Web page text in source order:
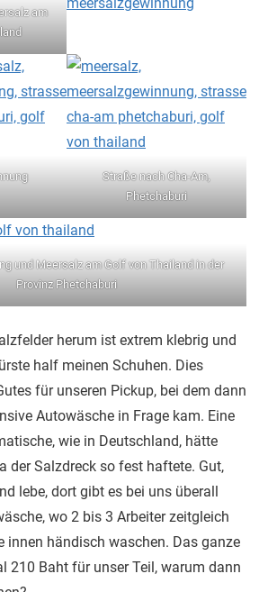
am
Straße nach Cha-Am,
Phetchaburi
und Meersalz am Golf von Thailand in der
Provinz Phetchaburi
herum ist extrem klebrig und
half meinen Schuhen. Dies
für unseren Pickup, bei dem dann
Autowäsche in Frage kam. Eine
wie in Deutschland, hätte
der Salzdreck so fest haftete. Gut,
lebe, dort gibt es bei uns überall
wo 2 bis 3 Arbeiter zeitgleich
innen händisch waschen. Das ganze
210 Baht für unser Teil, warum dann